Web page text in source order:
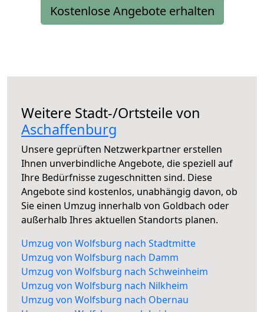
Kostenlose Angebote erhalten
Weitere Stadt-/Ortsteile von
Aschaffenburg
Unsere geprüften Netzwerkpartner erstellen
Ihnen unverbindliche Angebote, die speziell auf
Ihre Bedürfnisse zugeschnitten sind. Diese
Angebote sind kostenlos, unabhängig davon, ob
Sie einen Umzug innerhalb von Goldbach oder
außerhalb Ihres aktuellen Standorts planen.
Umzug von Wolfsburg nach Stadtmitte
Umzug von Wolfsburg nach Damm
Umzug von Wolfsburg nach Schweinheim
Umzug von Wolfsburg nach Nilkheim
Umzug von Wolfsburg nach Obernau